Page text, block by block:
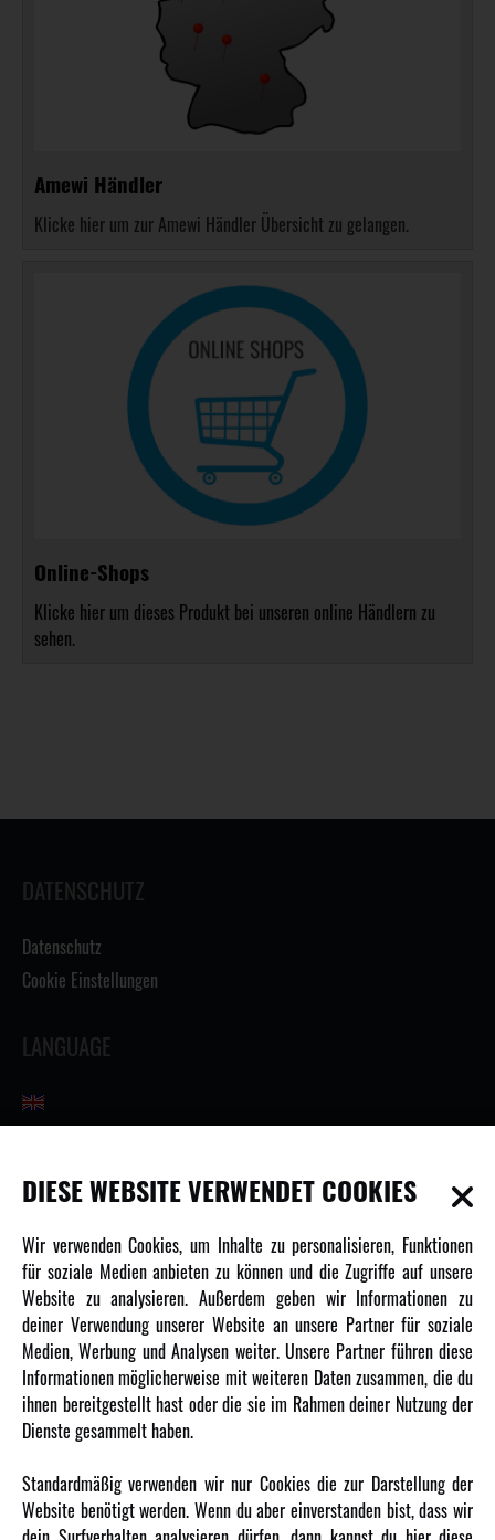
Amewi Händler
Klicke hier um zur Amewi Händler Übersicht zu gelangen.
Online-Shops
Klicke hier um dieses Produkt bei unseren online Händlern zu
sehen.
DATENSCHUTZ
Datenschutz
Cookie Einstellungen
LANGUAGE
INFORMATIONEN
Newsletter
Über uns
Karriere
Amewi Kataloge
MEHR VON AMEWI
Amewi Construction - Nutzfahrzeuge
DIESE WEBSITE VERWENDET COOKIES
Wir verwenden Cookies, um Inhalte zu personalisieren, Funktionen
für soziale Medien anbieten zu können und die Zugriffe auf unsere
Website zu analysieren. Außerdem geben wir Informationen zu
deiner Verwendung unserer Website an unsere Partner für soziale
Medien, Werbung und Analysen weiter. Unsere Partner führen diese
Informationen möglicherweise mit weiteren Daten zusammen, die du
ihnen bereitgestellt hast oder die sie im Rahmen deiner Nutzung der
Dienste gesammelt haben.
Standardmäßig verwenden wir nur Cookies die zur Darstellung der
Website benötigt werden. Wenn du aber einverstanden bist, dass wir